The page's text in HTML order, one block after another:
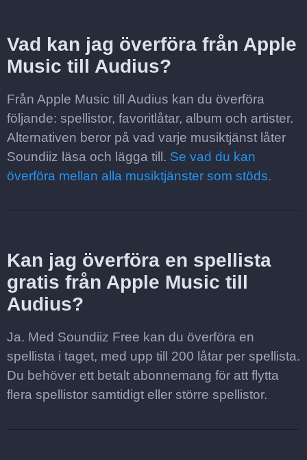
Vad kan jag överföra från Apple
Music till Audius?
Från Apple Music till Audius kan du överföra
följande: spellistor, favoritlåtar, album och artister.
Alternativen beror på vad varje musiktjänst låter
Soundiiz läsa och lägga till. Se vad du kan
överföra mellan alla musiktjänster som stöds.
Kan jag överföra en spellista
gratis från Apple Music till
Audius?
Ja. Med Soundiiz Free kan du överföra en
spellista i taget, med upp till 200 låtar per spellista.
Du behöver ett betalt abonnemang för att flytta
flera spellistor samtidigt eller större spellistor.